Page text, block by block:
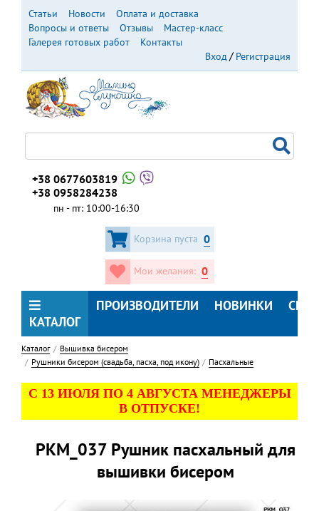
Перейти
основному
содержанию
Статьи Новости
Оплата и доставка
Вопросы и ответы
Отзывы
Мастер-класс
Галерея готовых работ
Контакты
Вход
Регистрация
+38 0677603819
+38 0958284238
пн - пт: 10:00-16:30
Корзина пуста 0
Мои желания: 0
КАТАЛОГ
ПРОИЗВОДИТЕЛИ НОВИНКИ
Каталог
Вышивка бисером
Рушники бисером (свадьба, пасха, под икону)
Пасхальные
С 13 ИЮЛЯ ПО 4 АВГУСТА МЕНЕДЖЕРЫ
В ОТПУСКЕ!
РКМ_037 Рушник пасхальный для
вышивки бисером